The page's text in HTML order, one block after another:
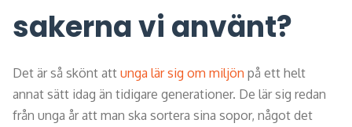
sakerna vi använt?
Det är så skönt att unga lär sig om miljön på ett helt
annat sätt idag än tidigare generationer. De lär sig redan
från unga år att man ska sortera sina sopor, något det